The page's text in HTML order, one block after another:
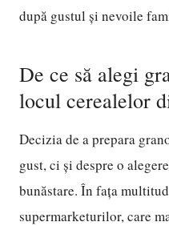
după gustul și nevoile
De ce să alegi
locul cerealelor
Decizia de a prepara
gust, ci și despre o
bunăstare. În fața
supermarketurilor, care